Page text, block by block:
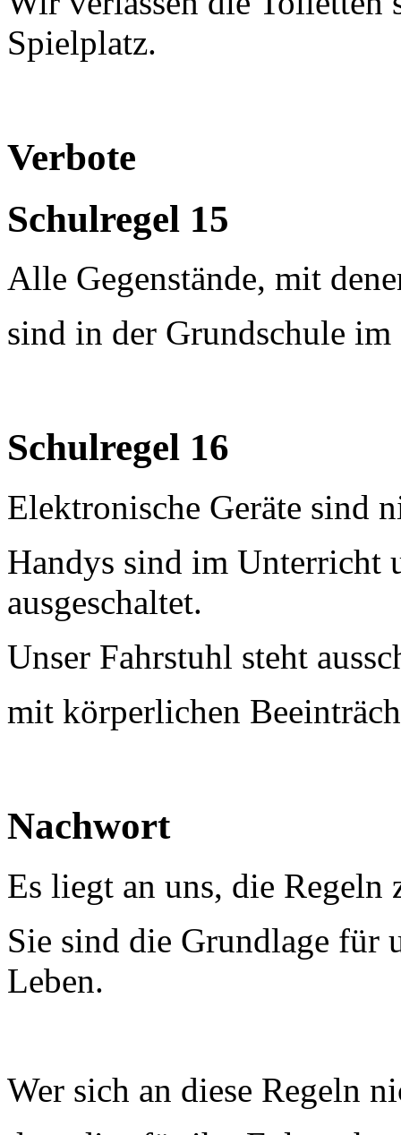
Spielplatz.
Verbote
Schulregel 15
Alle Gegenstände, mit
sind in der Grundschule
Schulregel 16
Elektronische Geräte sind
Handys sind im Unterricht
ausgeschaltet.
Unser Fahrstuhl steht
mit körperlichen
Nachwort
Es liegt an uns, die Regeln
Sie sind die Grundlage für
Leben.
Wer sich an diese Regeln